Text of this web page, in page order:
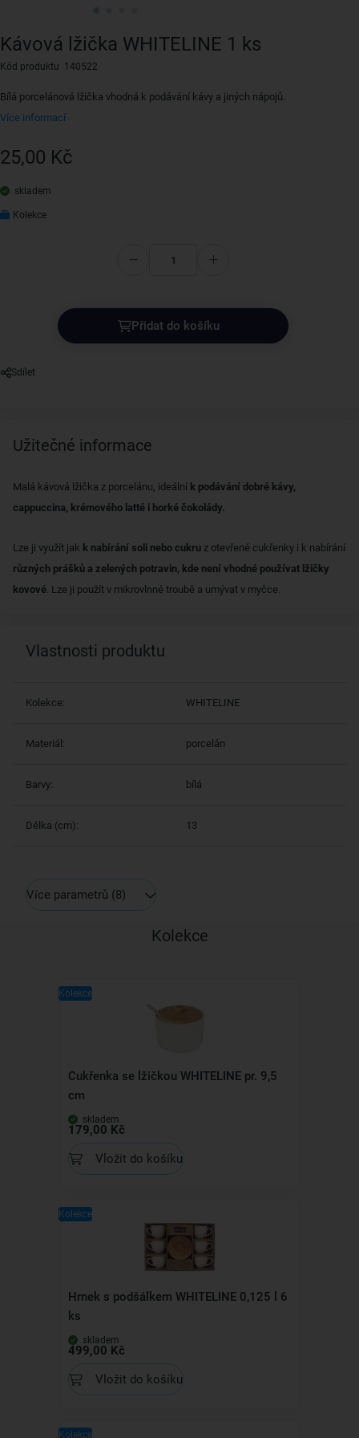
Kávová lžička WHITELINE 1 ks
Kód produktu 140522
Bílá porcelánová lžička vhodná k podávání kávy a jiných nápojů.
Více informací
25,00 Kč
skladem
Kolekce
Přidat do košíku
Sdílet
Užitečné informace
Malá kávová lžička z porcelánu, ideální k podávání dobré kávy,
cappuccina, krémového latté i horké čokolády.
Lze ji využít jak k nabírání soli nebo cukru z otevřené cukřenky i k nabírání
různých prášků a zelených potravin, kde není vhodné používat lžičky
kovové. Lze ji použít v mikrovlnné troubě a umývat v myčce.
Vlastnosti produktu
Kolekce: WHITELINE
Materiál: porcelán
Barvy: bílá
Délka (cm): 13
Více parametrů (8)
Kolekce
Kolekce
Cukřenka se lžičkou WHITELINE pr. 9,5
cm
skladem
179,00 Kč
Vložit do košíku
Kolekce
Hrnek s podšálkem WHITELINE 0,125 l 6
ks
skladem
499,00 Kč
Vložit do košíku
Kolekce